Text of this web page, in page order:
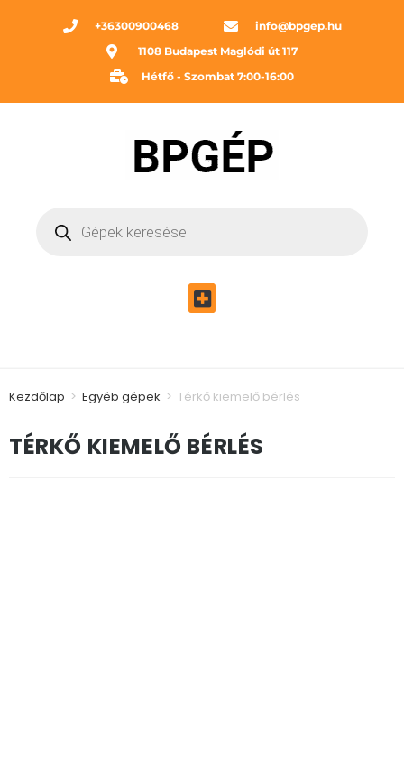
+36300900468
info@bpgep.hu
1108 Budapest Maglódi út 117
Hétfő - Szombat 7:00-16:00
Kezdőlap > Egyéb gépek > Térkő kiemelő bérlés
TÉRKŐ KIEMELŐ BÉRLÉS